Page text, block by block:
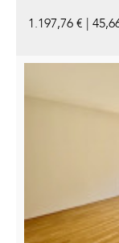
1.197,76 € |